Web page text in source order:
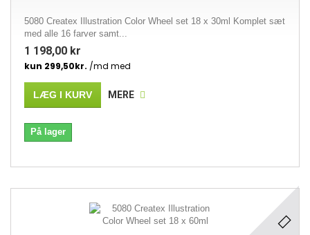
5080 Createx Illustration Color Wheel set 18 x 30ml Komplet sæt
med alle 16 farver samt...
1 198,00 kr
LÆG I KURV MERE
På lager